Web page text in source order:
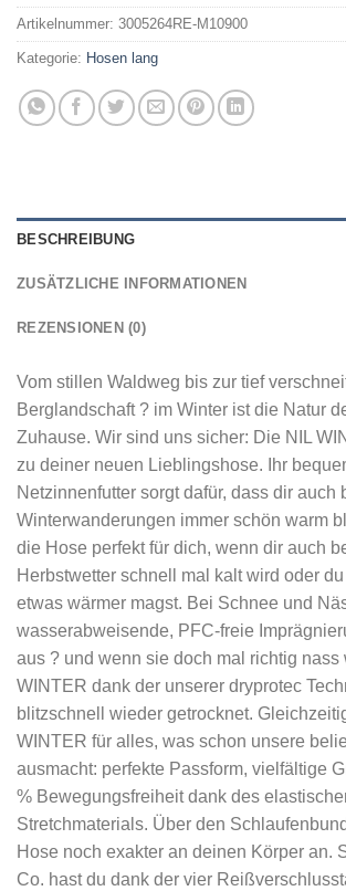
Artikelnummer: 3005264RE-M10900
Kategorie: Hosen lang
BESCHREIBUNG
ZUSÄTZLICHE INFORMATIONEN
REZENSIONEN (0)
Vom stillen Waldweg bis zur tief
Berglandschaft ? im Winter ist die Natur
Zuhause. Wir sind uns sicher: Die NIL
zu deiner neuen Lieblingshose. Ihr
Netzinnenfutter sorgt dafür, dass dir auch
Winterwanderungen immer schön warm
die Hose perfekt für dich, wenn dir auch
Herbstwetter schnell mal kalt wird oder
etwas wärmer magst. Bei Schnee und
wasserabweisende, PFC-freie
aus ? und wenn sie doch mal richtig nass
WINTER dank der unserer dryprotec
blitzschnell wieder getrocknet.
WINTER für alles, was schon unsere
ausmacht: perfekte Passform, vielfältige
% Bewegungsfreiheit dank des
Stretchmaterials. Über den
Hose noch exakter an deinen Körper an.
Co. hast du dank der vier